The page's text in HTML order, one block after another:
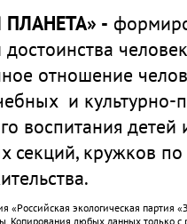
ПЛАНЕТА» -
достоинства
отношение
и культурно-
воспитания
секций, кружков
«Российская экологическая
Копирования любых данных только